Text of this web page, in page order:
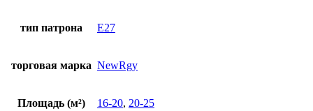
тип патрона E27
торговая марка NewRgy
Площадь (м²) 16-20, 20-25